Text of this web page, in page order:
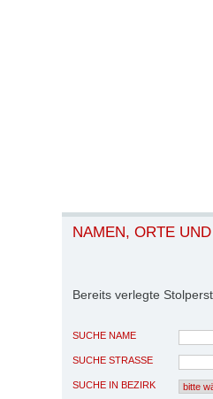
NAMEN, ORTE
Bereits verlegte
SUCHE NAME
SUCHE STRASSE
SUCHE IN BEZIRK